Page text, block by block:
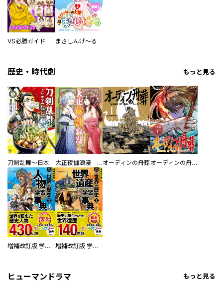
VS必勝ガイド まさしんげ～る
歴史・時代劇 もっと見る
刀剣乱舞～日本号つれづれ酒～ 大正夜伽浪漫 －金曜日の花嫁—オーディンの舟葬 オーディンの舟葬 分冊版
増補改訂版 学研まんが NEW世界の歴史 別巻 人物学習事典 増補改訂版 学研まんが NEW世界の歴史 別巻 世界遺産学習事典
ヒューマンドラマ もっと見る